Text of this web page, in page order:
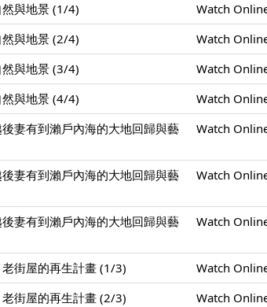
與地景 (1/4)
Watch
與地景 (2/4)
Watch
與地景 (3/4)
Watch
與地景 (4/4)
Watch
妻有到瀨戶內海的大地回歸與藝
Watch
妻有到瀨戶內海的大地回歸與藝
Watch
妻有到瀨戶內海的大地回歸與藝
Watch
街屋的再生計畫 (1/3)
Watch
街屋的再生計畫 (2/3)
Watch